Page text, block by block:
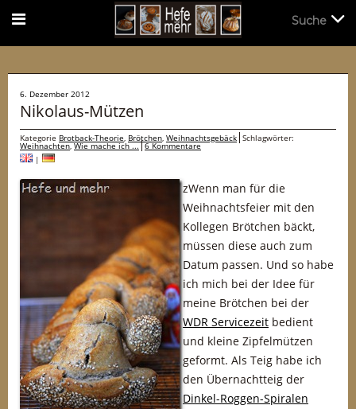
6. Dezember 2012
Nikolaus-Mützen
Kategorie Brotback-Theorie, Brötchen, Weihnachtsgebäck Schlagwörter:
Weihnachten,Wie mache ich ... 6 Kommentare
|
zWenn man für die
Weihnachtsfeier mit den
Kollegen Brötchen bäckt,
müssen diese auch zum
Datum passen. Und so habe
ich mich bei der Idee für
meine Brötchen bei der
WDR Servicezeit bedient
und kleine Zipfelmützen
geformt. Als Teig habe ich
den Übernachtteig der
Dinkel-Roggen-Spiralen
Suche
Suche